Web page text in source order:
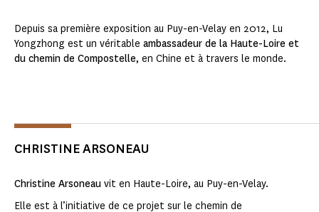
Depuis sa première exposition au Puy-en-Velay en 2012, Lu
Yongzhong est un véritable ambassadeur de la Haute-Loire et
du chemin de Compostelle, en Chine et à travers le monde.
CHRISTINE ARSONEAU
Christine Arsoneau vit en Haute-Loire, au Puy-en-Velay.
Elle est à l’initiative de ce projet sur le chemin de